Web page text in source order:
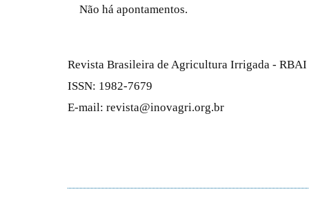
Não há apontamentos.
Revista Brasileira de Agricultura Irrigada - RBAI
ISSN: 1982-7679
E-mail: revista@inovagri.org.br